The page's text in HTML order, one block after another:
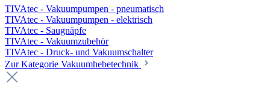
TIVAtec - Vakuumpumpen - pneumatisch
TIVAtec - Vakuumpumpen - elektrisch
TIVAtec - Saugnäpfe
TIVAtec - Vakuumzubehör
TIVAtec - Druck- und Vakuumschalter
Zur Kategorie Vakuumhebetechnik